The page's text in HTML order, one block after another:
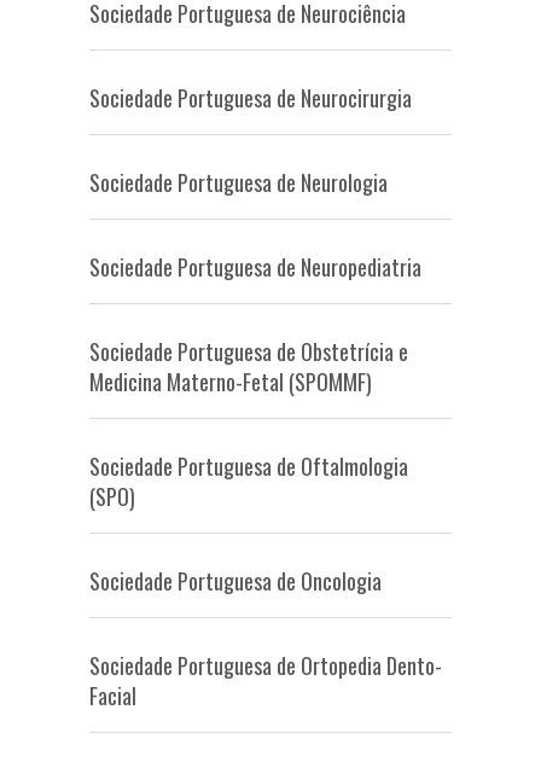
Sociedade Portuguesa de Neurociência
Sociedade Portuguesa de Neurocirurgia
Sociedade Portuguesa de Neurologia
Sociedade Portuguesa de Neuropediatria
Sociedade Portuguesa de Obstetrícia e
Medicina Materno-Fetal (SPOMMF)
Sociedade Portuguesa de Oftalmologia
(SPO)
Sociedade Portuguesa de Oncologia
Sociedade Portuguesa de Ortopedia Dento-
Facial